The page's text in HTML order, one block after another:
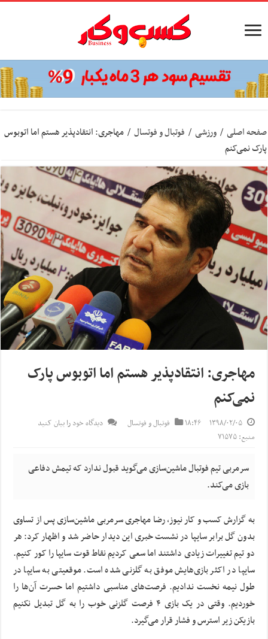
صفحه اصلی / ورزشی / فوتبال و فوتسال / مهاجری: انتقادپذیر هستم اما اتوبوس
پارک نمی‌کنم
مهاجری: انتقادپذیر هستم اما اتوبوس پارک
نمی‌کنم
۱۳۹۸/۰۲/۰۵ ۱۸:۴۶ فوتبال و فوتسال
دیدگاه خود را بیان کنید
منبع: ۷۱۵۷۵
سرمربی تیم فوتبال ماشین‌سازی می‌گوید قبول ندارد که تیمش دفاعی
بازی می‌کند.
به گزارش کسب و کار نیوز، رضا مهاجری سرمربی ماشین‌سازی پس از تساوی
بدون گل برابر سایپا در نشست خبری این دیدار حاضر شد و اظهار کرد: هر
دو تیم تغییرات زیادی داشتند اما سعی کردیم نقاط قوت سایپا را کور کنیم.
سایپا در اکثر بازی‌هایش موفق به گلزنی شده است. موقعیتی به سایپا در
طول نیمه نخست ندادیم. فرصت‌های مناسبی داشتیم اما حسرت آن‌ها را
خوردیم. وقتی در یک بازی ۴ فرصت گلزنی خوب را به گل تبدیل نکنیم
بازیکن زیر استرس و فشار قرار می‌گیرد.